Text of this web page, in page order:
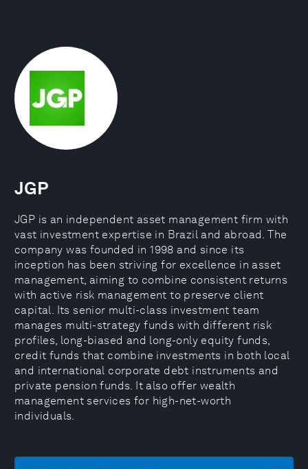
JGP
JGP is an independent asset management firm with
vast investment expertise in Brazil and abroad. The
company was founded in 1998 and since its
inception has been striving for excellence in asset
management, aiming to combine consistent returns
with active risk management to preserve client
capital. Its senior multi-class investment team
manages multi-strategy funds with different risk
profiles, long-biased and long-only equity funds,
credit funds that combine investments in both local
and international corporate debt instruments and
private pension funds. It also offer wealth
management services for high-net-worth
individuals.